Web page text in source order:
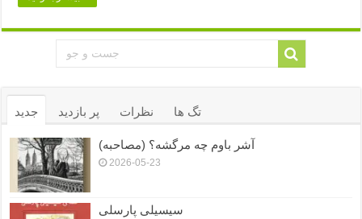
جدید پر بازدید نظرات تگ ها
آشر باوم چه مرگشه؟ (مصاحبه)
2026-05-23
سیسیلی پارسلی